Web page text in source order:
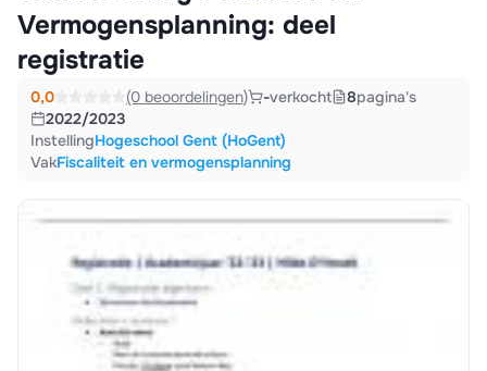
Vermogensplanning: deel
registratie
0,0 (0 beoordelingen) -verkocht 8pagina's
2022/2023
InstellingHogeschool Gent (HoGent)
VakFiscaliteit en vermogensplanning